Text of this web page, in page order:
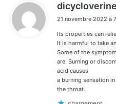
21 novembre 2022 à
Its properties can
It is harmful to take
Some of the
are: Burning or
acid causes
a burning sensation
the throat.